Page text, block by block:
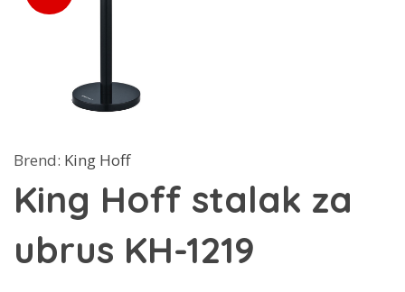
Brend: King Hoff
King Hoff stalak za
ubrus KH-1219